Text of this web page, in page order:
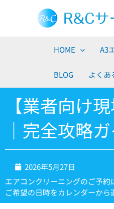
プ
HOME A3
BLOG よくあ
【業者向け
｜完全攻略
2026年5月27日
エアコンクリーニングのご予約
ご希望の日時をカレンダーから